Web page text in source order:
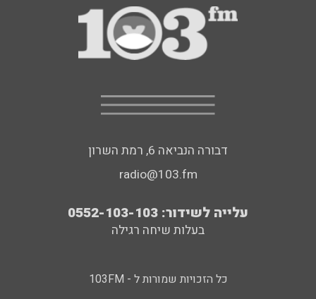
דבורה הנביאה 6, רמת השרון
radio@103.fm
עלייה לשידור: 0552-103-103
בעלות שיחה רגילה
כל הזכויות שמורות ל - 103FM